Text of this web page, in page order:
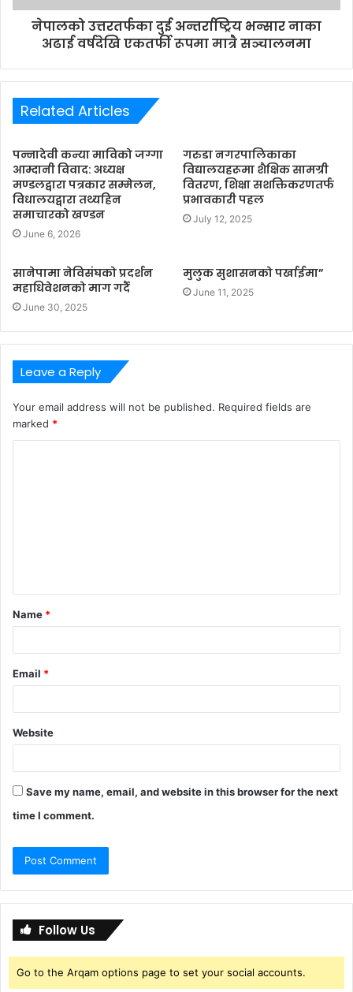
नेपालको उत्तरतर्फका दुई अन्तर्राष्ट्रिय भन्सार नाका
अढाई वर्षदेखि एकतर्फी रूपमा मात्रै सञ्चालनमा
Related Articles
पन्नादेवी कन्या माविको जग्गा
आम्दानी विवाद: अध्यक्ष
मण्डलद्वारा पत्रकार सम्मेलन,
विधालयद्वारा तथ्यहिन
समाचारको खण्डन
June 6, 2026
गरुडा नगरपालिकाका
विद्यालयहरूमा शैक्षिक सामग्री
वितरण, शिक्षा सशक्तिकरणतर्फ
प्रभावकारी पहल
July 12, 2025
सानेपामा नेविसंघको प्रदर्शन
महाधिवेशनको माग गर्दै
June 30, 2025
मुलुक सुशासनको पर्खाईमा”
June 11, 2025
Leave a Reply
Your email address will not be published. Required fields are
marked *
t
*
Name *
Email *
Website
Save my name, email, and website in this browser for the next
time I comment.
Follow Us
Go to the Arqam options page to set your social accounts.